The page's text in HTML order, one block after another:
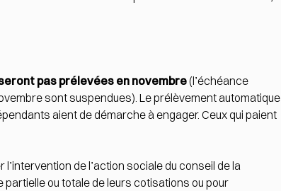
pas prélevées en novembre(l’échéance
sont suspendues). Le prélèvement automatique
aient de démarche à engager. Ceux qui paient
de l’action sociale du conseil de la
partielle ou totale de leurs cotisations ou pour